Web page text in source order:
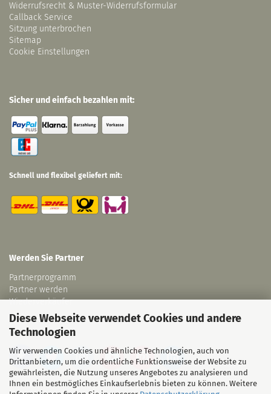
Diese Webseite verwendet Cookies und andere
Technologien
Wir verwenden Cookies und ähnliche Technologien, auch von
Drittanbietern, um die ordentliche Funktionsweise der Website zu
gewährleisten, die Nutzung unseres Angebotes zu analysieren und
Ihnen ein bestmögliches Einkaufserlebnis bieten zu können. Weitere
Widerrufsrecht & Muster-Widerrufsformular
Callback Service
Sitzung unterbrochen
Sitemap
Cookie Einstellungen
Sicher und einfach bezahlen mit:
Schnell und flexibel geliefert mit:
Werden Sie Partner
Partnerprogramm
Partner werden
Wiederverkäufer
Links